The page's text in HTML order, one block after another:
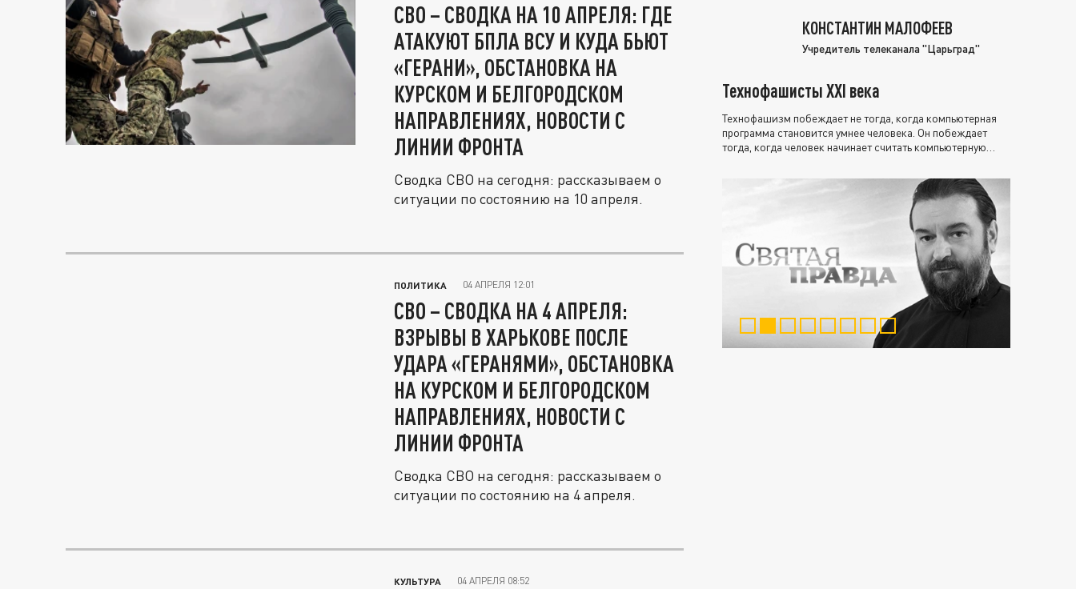
СВО – СВОДКА НА 10 АПРЕЛЯ: ГДЕ
АТАКУЮТ БПЛА ВСУ И КУДА БЬЮТ
«ГЕРАНИ», ОБСТАНОВКА НА
КУРСКОМ И БЕЛГОРОДСКОМ
НАПРАВЛЕНИЯХ, НОВОСТИ С
ЛИНИИ ФРОНТА
Сводка СВО на сегодня: рассказываем о
ситуации по состоянию на 10 апреля.
ПОЛИТИКА 04 АПРЕЛЯ 12:01
СВО – СВОДКА НА 4 АПРЕЛЯ:
ВЗРЫВЫ В ХАРЬКОВЕ ПОСЛЕ
УДАРА «ГЕРАНЯМИ», ОБСТАНОВКА
НА КУРСКОМ И БЕЛГОРОДСКОМ
НАПРАВЛЕНИЯХ, НОВОСТИ С
ЛИНИИ ФРОНТА
Сводка СВО на сегодня: рассказываем о
ситуации по состоянию на 4 апреля.
КУЛЬТУРА 04 АПРЕЛЯ 08:52
КОНСТАНТИН МАЛОФЕЕВ
Учредитель телеканала "Царьград"
Технофашисты XXI века
Технофашизм побеждает не тогда, когда компьютерная
программа становится умнее человека. Он побеждает
тогда, когда человек начинает считать компьютерную